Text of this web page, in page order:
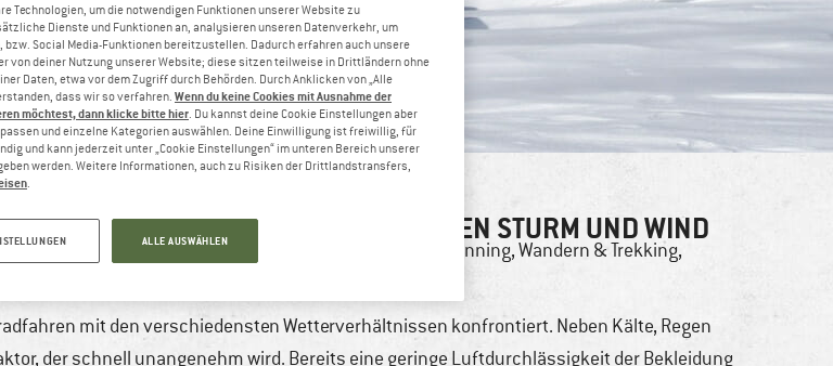
WINDSTOPPER® – DIE BASTION GEGEN STURM UND WIND
Kommentare Bergsteigen & Hochtouren Running,Wandern & Trekking,
mit den verschiedensten Wetterverhältnissen konfrontiert. Neben Kälte, Regen
der schnell unangenehm wird. Bereits eine geringe Luftdurchlässigkeit der Bekleidung
Technologien, um die notwendigen Funktionen unserer Website zu
Dienste und Funktionen an, analysieren unseren Datenverkehr, um
bzw. Social Media-Funktionen bereitzustellen. Dadurch erfahren auch unsere
von deiner Nutzung unserer Website; diese sitzen teilweise in Drittländern ohne
Daten, etwa vor dem Zugriff durch Behörden. Durch Anklicken von „Alle
dass wir so verfahren. Wenn du keine Cookies mit Ausnahme der
möchtest, dann klicke bitte hier. Du kannst deine Cookie Einstellungen aber
und einzelne Kategorien auswählen. Deine Einwilligung ist freiwillig, für
und kann jederzeit unter „Cookie Einstellungen“ im unteren Bereich unserer
werden. Weitere Informationen, auch zu Risiken der Drittlandstransfers,
.
ALLE AUSWÄHLEN